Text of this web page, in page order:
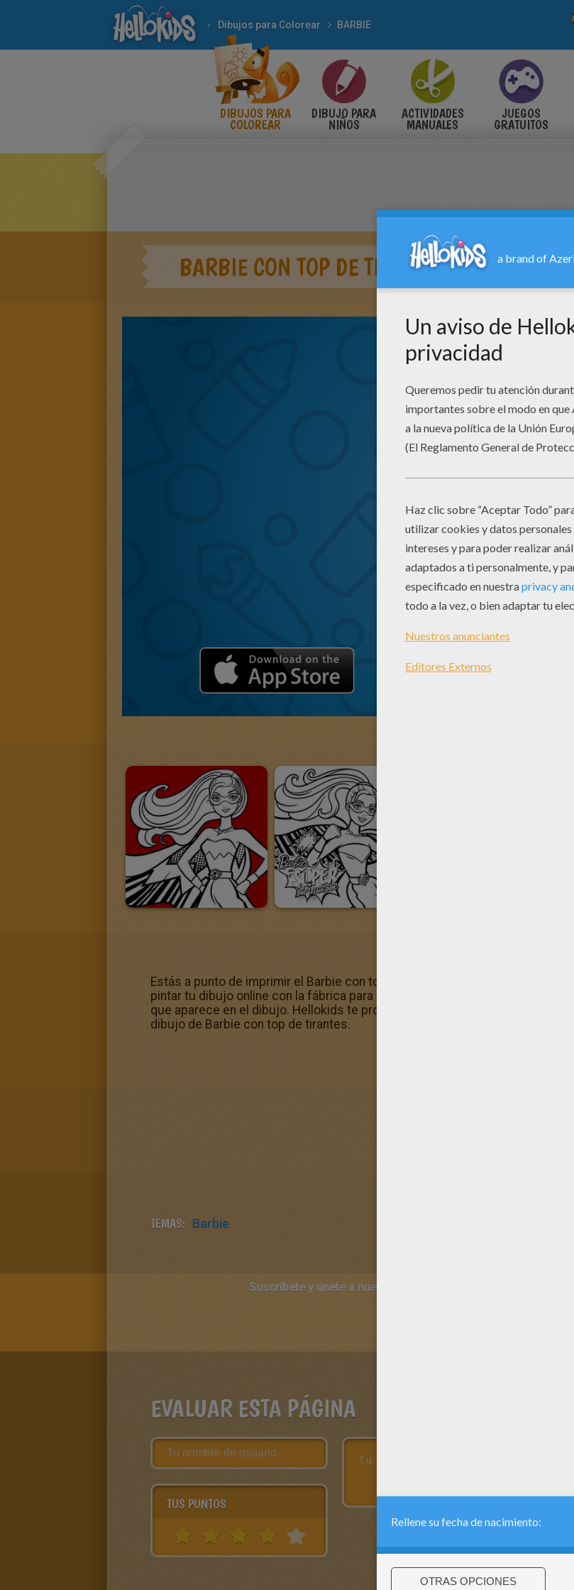
Dibujos para Colorear BARBIE
DIBUJOS PARA
COLOREAR
DIBUJO PARA
NIÑOS
ACTIVIDADES
MANUALES
JUEGOS
GRATUITOS
BARBIE CON TOP DE TIRANTES
Estás a punto de imprimir el Barbie con top de tirantes en blanco y negro
pintar tu dibujo online con la fábrica para colorear? Para eso, sólo tienes que
que aparece en el dibujo. Hellokids te propone dibujos para pintar muy
dibujo de Barbie con top de tirantes.
TEMAS: Barbie
Suscríbete y únete a nuestro canal de vídeos para niños en
EVALUAR ESTA PÁGINA
TUS PUNTOS